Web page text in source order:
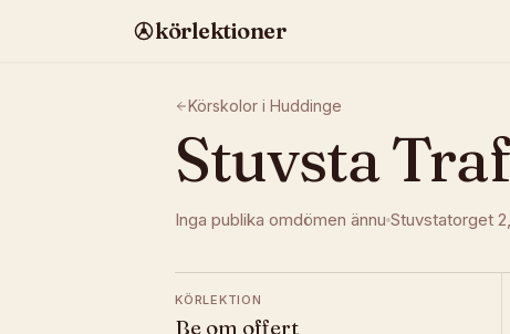
körlektioner
Körskolor i Huddinge
Stuvsta
Inga publika omdömen ännu Stuvstatorget 2
KÖRLEKTION
Be om offert